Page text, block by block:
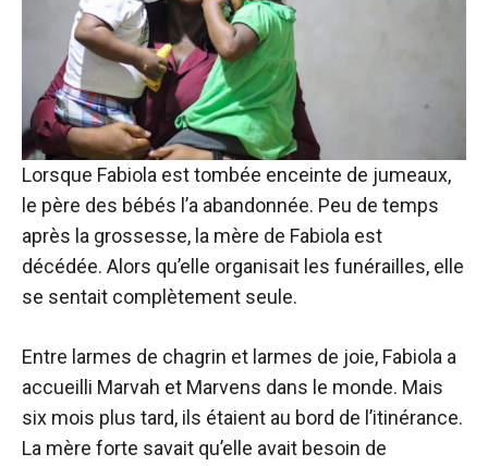
Lorsque Fabiola est tombée enceinte de jumeaux,
le père des bébés l’a abandonnée. Peu de temps
après la grossesse, la mère de Fabiola est
décédée. Alors qu’elle organisait les funérailles, elle
se sentait complètement seule.
Entre larmes de chagrin et larmes de joie, Fabiola a
accueilli Marvah et Marvens dans le monde. Mais
six mois plus tard, ils étaient au bord de l’itinérance.
La mère forte savait qu’elle avait besoin de